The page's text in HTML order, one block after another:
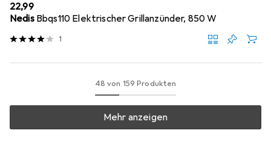
EUR
22,99
Nedis Bbqs110 Elektrischer Grillanzünder, 850 W
1
48 von 159 Produkten
Mehr anzeigen